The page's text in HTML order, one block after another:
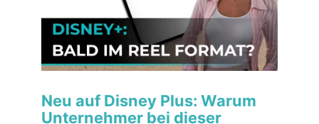
Neu auf Disney Plus: Warum
Unternehmer bei dieser